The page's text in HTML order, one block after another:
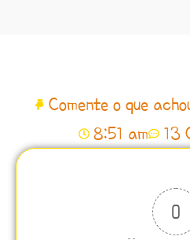
Comente o que
8:51 am
13
0